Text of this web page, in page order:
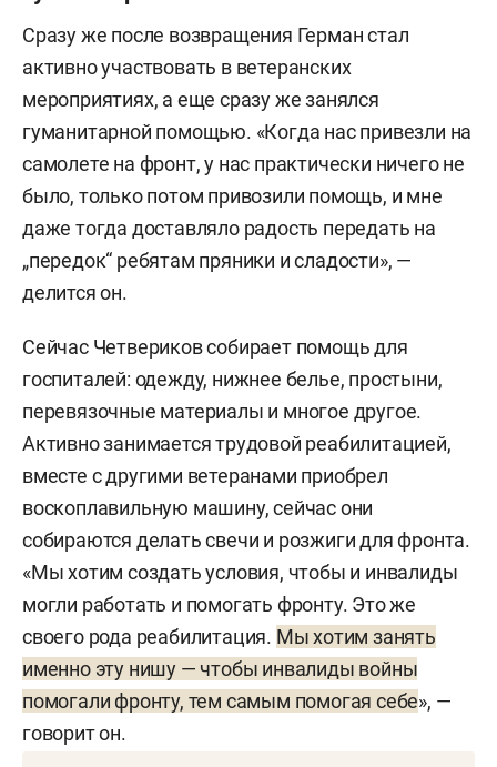
Сразу же после возвращения Герман стал
активно участвовать в ветеранских
мероприятиях, а еще сразу же занялся
гуманитарной помощью. «Когда нас привезли на
самолете на фронт, у нас практически ничего не
было, только потом привозили помощь, и мне
даже тогда доставляло радость передать на
„передок“ ребятам пряники и сладости», —
делится он.
Сейчас Четвериков собирает помощь для
госпиталей: одежду, нижнее белье, простыни,
перевязочные материалы и многое другое.
Активно занимается трудовой реабилитацией,
вместе с другими ветеранами приобрел
воскоплавильную машину, сейчас они
собираются делать свечи и розжиги для фронта.
«Мы хотим создать условия, чтобы и инвалиды
могли работать и помогать фронту. Это же
своего рода реабилитация. Мы хотим занять
именно эту нишу — чтобы инвалиды войны
помогали фронту, тем самым помогая себе», —
говорит он.